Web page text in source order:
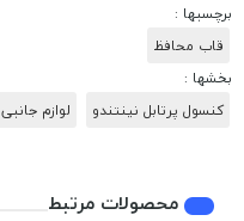
برچسبها :
قاب محافظ
بخشها :
کنسول پرتابل نینتندو
لوازم جانبی Nintendo DS
محصولات مرتبط